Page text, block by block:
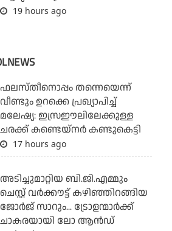
19 hours ago
ഫലസ്തീനൊപ്പം തന്നെയെന്ന്
വീണ്ടും ഉറക്കെ പ്രഖ്യാപിച്ച്
മലേഷ്യ: ഇസ്രഈലിലേക്കുള്ള
ചരക്ക് കണ്ടെയ്‌നര്‍ കണ്ടുകെട്ടി
17 hours ago
അടിച്ചുമാറ്റിയ ബി.ജി.എമ്മും
ചെസ്റ്റ് വര്‍ക്കൗട്ട് കഴിഞ്ഞിറങ്ങിയ
ജോര്‍ജ് സാറും... ട്രോളന്മാര്‍ക്ക്
ചാകരയായി ലോ ആന്‍ഡ്